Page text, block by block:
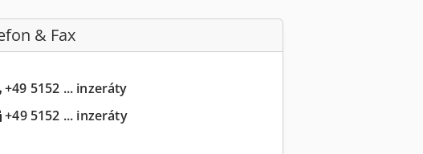
& Fax
+49 5152 ... inzeráty
+49 5152 ... inzeráty